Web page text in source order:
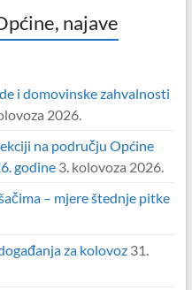
najave
i domovinske zahvalnosti
2026.
na području Općine
godine 3. kolovoza 2026.
– mjere štednje pitke
za kolovoz 31.